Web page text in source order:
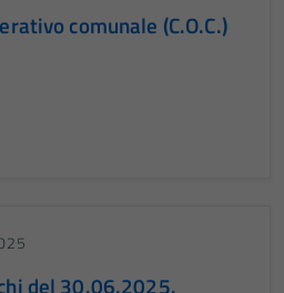
comunale (C.O.C.)
del 30.06.2025.